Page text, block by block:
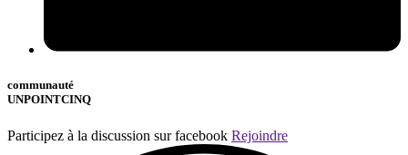
communauté
UNPOINTCINQ
Participez à la discussion sur facebook Rejoindre